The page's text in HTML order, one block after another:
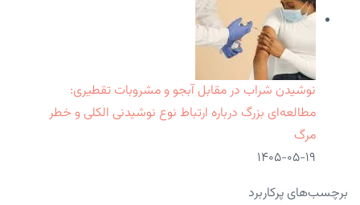
نوشیدن شراب در مقابل آبجو و مشروبات تقطیری:
مطالعه‌ای بزرگ درباره ارتباط نوع نوشیدنی الکلی و خطر
مرگ
۱۴۰۵-۰۵-۱۹
برچسب‌های پرکاربرد